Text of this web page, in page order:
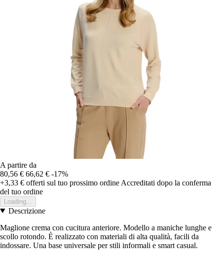
A partire da
80,56 € 66,62 € -17%
+3,33 € offerti sul tuo prossimo ordine Accreditati dopo la conferma
del tuo ordine
Loading...
Descrizione
Maglione crema con cucitura anteriore. Modello a maniche lunghe e
scollo rotondo. È realizzato con materiali di alta qualità, facili da
indossare. Una base universale per stili informali e smart casual.